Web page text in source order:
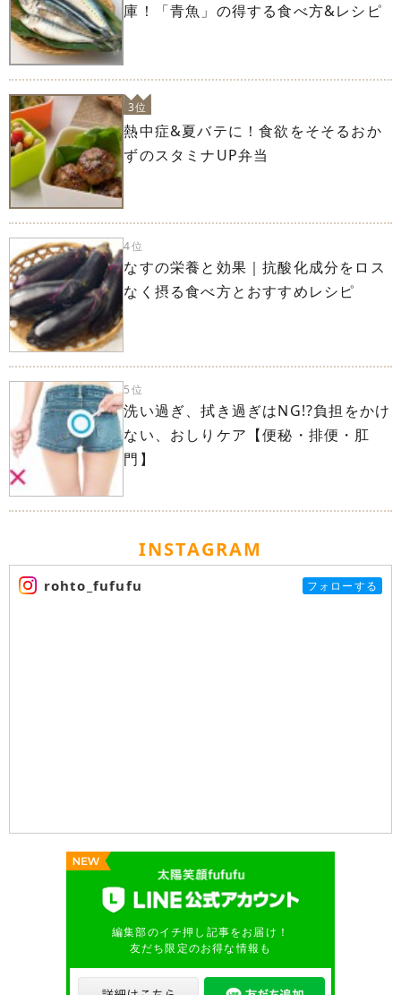
庫！「青魚」の得する食べ方&レシピ
3位
熱中症&夏バテに！食欲をそそるおか
ずのスタミナUP弁当
4位
なすの栄養と効果｜抗酸化成分をロス
なく摂る食べ方とおすすめレシピ
5位
洗い過ぎ、拭き過ぎはNG!?負担をかけ
ない、おしりケア【便秘・排便・肛
門】
INSTAGRAM
rohto_fufufu フォローする
編集部のイチ押し記事をお届け！
友だち限定のお得な情報も